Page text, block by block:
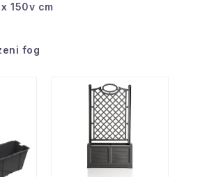
150v cm
fog